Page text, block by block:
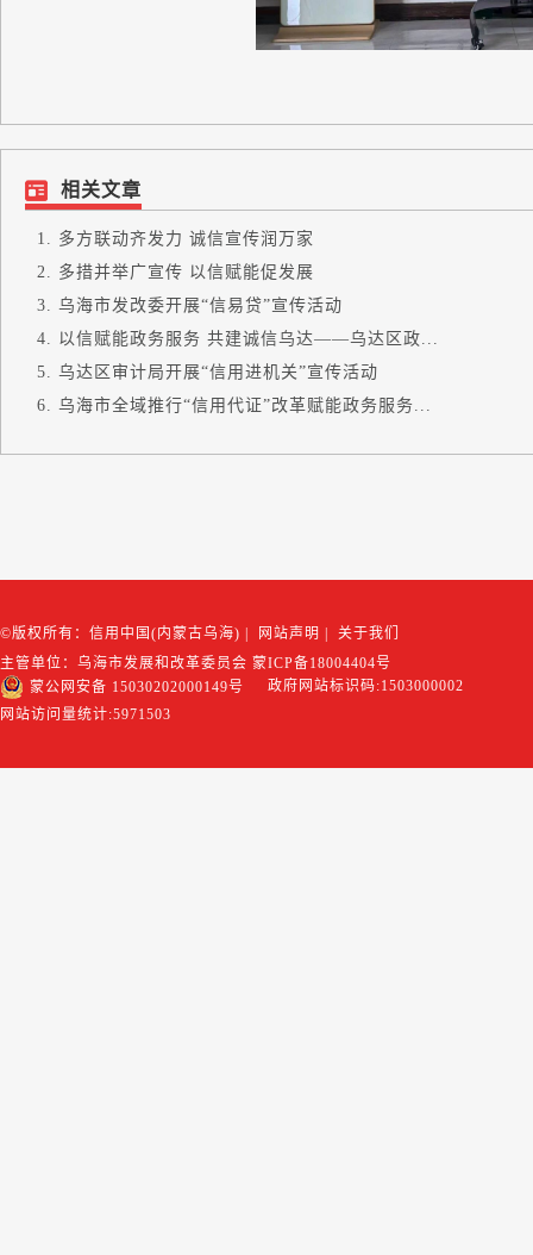
相关文章
多方联动齐发力 诚信宣传润万家
多措并举广宣传 以信赋能促发展
乌海市发改委开展“信易贷”宣传活动
以信赋能政务服务 共建诚信乌达——乌达区政...
乌达区审计局开展“信用进机关”宣传活动
乌海市全域推行“信用代证”改革赋能政务服务...
©版权所有：信用中国(内蒙古乌海) 网站声明
关于我们
主管单位：乌海市发展和改革委员会 蒙ICP备18004404号
蒙公网安备 15030202000149号
政府网站标识码:1503000002
网站访问量统计:5971503